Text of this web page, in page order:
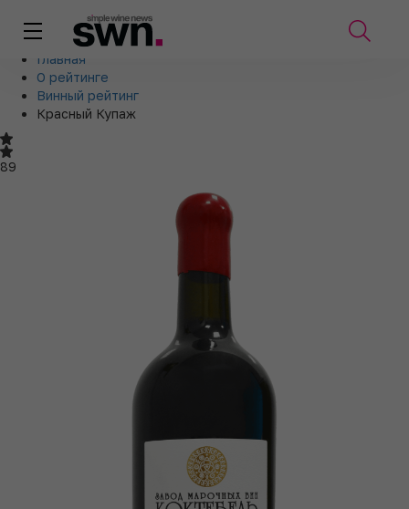
Главная
О рейтинге
Винный рейтинг
Красный Купаж
89